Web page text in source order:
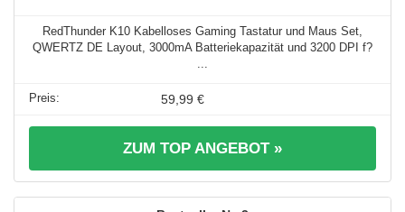
RedThunder K10 Kabelloses Gaming Tastatur und Maus Set,
QWERTZ DE Layout, 3000mA Batteriekapazität und 3200 DPI f?
59,99 €
ZUM TOP ANGEBOT »